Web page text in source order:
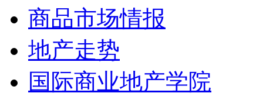
商品市场情报
地产走势
国际商业地产学院